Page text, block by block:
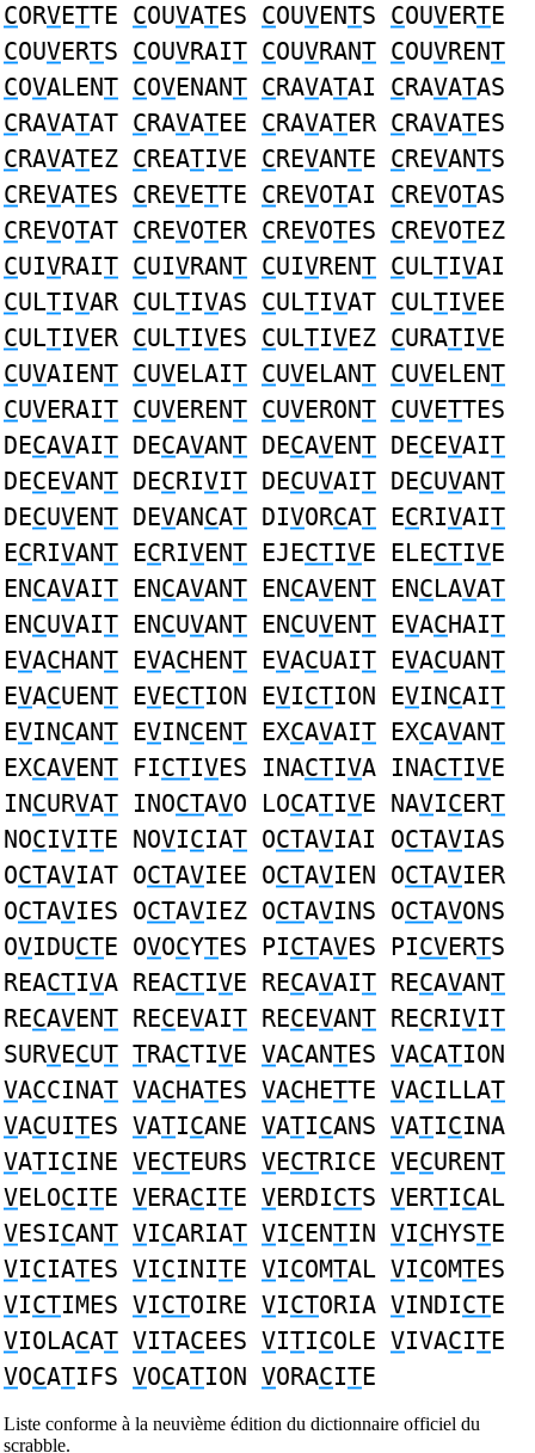
CORVETTE COUVATES COUVENTS COUVERTE
COUVERTS COUVRAIT COUVRANT COUVRENT
COVALENT COVENANT CRAVATAI CRAVATAS
CRAVATAT CRAVATEE CRAVATER CRAVATES
CRAVATEZ CREATIVE CREVANTE CREVANTS
CREVATES CREVETTE CREVOTAI CREVOTAS
CREVOTAT CREVOTER CREVOTES CREVOTEZ
CUIVRAIT CUIVRANT CUIVRENT CULTIVAI
CULTIVAR CULTIVAS CULTIVAT CULTIVEE
CULTIVER CULTIVES CULTIVEZ CURATIVE
CUVAIENT CUVELAIT CUVELANT CUVELENT
CUVERAIT CUVERENT CUVERONT CUVETTES
DECAVAIT DECAVANT DECAVENT DECEVAIT
DECEVANT DECRIVIT DECUVAIT DECUVANT
DECUVENT DEVANCAT DIVORCAT ECRIVAIT
ECRIVANT ECRIVENT EJECTIVE ELECTIVE
ENCAVAIT ENCAVANT ENCAVENT ENCLAVAT
ENCUVAIT ENCUVANT ENCUVENT EVACHAIT
EVACHANT EVACHENT EVACUAIT EVACUANT
EVACUENT EVECTION EVICTION EVINCAIT
EVINCANT EVINCENT EXCAVAIT EXCAVANT
EXCAVENT FICTIVES INACTIVA INACTIVE
INCURVAT INOCTAVO LOCATIVE NAVICERT
NOCIVITE NOVICIAT OCTAVIAI OCTAVIAS
OCTAVIAT OCTAVIEE OCTAVIEN OCTAVIER
OCTAVIES OCTAVIEZ OCTAVINS OCTAVONS
OVIDUCTE OVOCYTES PICTAVES PICVERTS
REACTIVA REACTIVE RECAVAIT RECAVANT
RECAVENT RECEVAIT RECEVANT RECRIVIT
SURVECUT TRACTIVE VACANTES VACATION
VACCINAT VACHATES VACHETTE VACILLAT
VACUITES VATICANE VATICANS VATICINA
VATICINE VECTEURS VECTRICE VECURENT
VELOCITE VERACITE VERDICTS VERTICAL
VESICANT VICARIAT VICENTIN VICHYSTE
VICIATES VICINITE VICOMTAL VICOMTES
VICTIMES VICTOIRE VICTORIA VINDICTE
VIOLACAT VITACEES VITICOLE VIVACITE
VOCATIFS VOCATION VORACITE
Liste conforme à la neuvième édition du dictionnaire officiel du
scrabble.